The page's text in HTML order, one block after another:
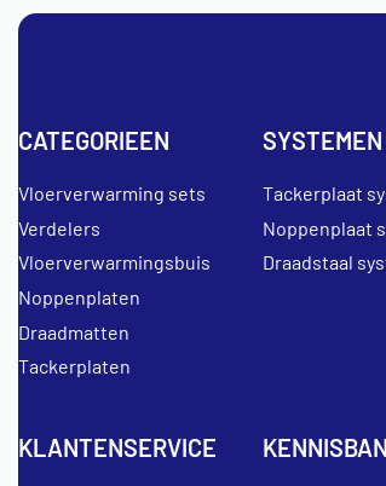
CATEGORIEEN
Vloerverwarming sets
Verdelers
Vloerverwarmingsbuis
Noppenplaten
Draadmatten
Tackerplaten
SYSTEMEN
Tackerplaat
Noppenplaat
Draadstaal
KLANTENSERVICE